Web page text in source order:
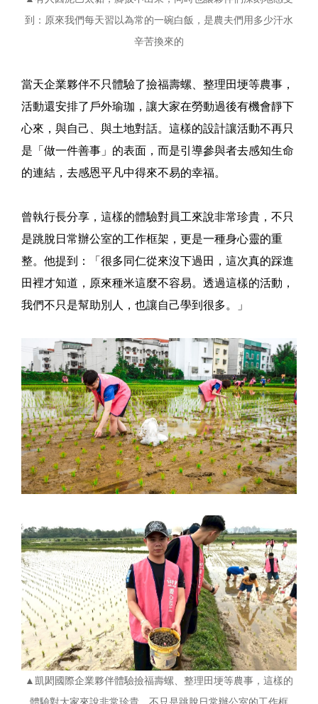
到：原來我們每天習以為常的一碗白飯，是農夫們用多少汗水
辛苦換來的
當天企業夥伴不只體驗了撿福壽螺、整理田埂等農事，
活動還安排了戶外瑜珈，讓大家在勞動過後有機會靜下
心來，與自己、與土地對話。這樣的設計讓活動不再只
是「做一件善事」的表面，而是引導參與者去感知生命
的連結，去感恩平凡中得來不易的幸福。
曾執行長分享，這樣的體驗對員工來說非常珍貴，不只
是跳脫日常辦公室的工作框架，更是一種身心靈的重
整。他提到：「很多同仁從來沒下過田，這次真的踩進
田裡才知道，原來種米這麼不容易。透過這樣的活動，
我們不只是幫助別人，也讓自己學到很多。」
▲凱閎國際企業夥伴體驗撿福壽螺、整理田埂等農事，這樣的